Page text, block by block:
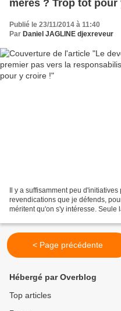
mères ? Trop tôt pour
Publié le 23/11/2014 à 11:40
Par Daniel JAGLINE djexreveur
Il y a suffisamment peu
revendications que je défends,
méritent qu'on s'y intéresse.
< Page précédente
Hébergé par Overblog
Top articles